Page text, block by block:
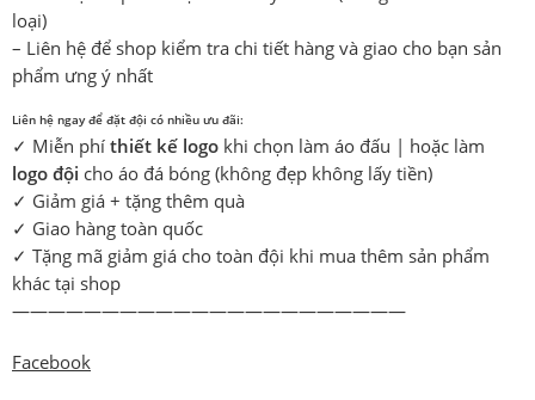
loại)
– Liên hệ để shop kiểm tra chi tiết hàng và giao cho bạn sản
phẩm ưng ý nhất
Liên hệ ngay để đặt đội có nhiều ưu đãi:
✓ Miễn phí thiết kế logo khi chọn làm áo đấu | hoặc làm
logo đội cho áo đá bóng (không đẹp không lấy tiền)
✓ Giảm giá + tặng thêm quà
✓ Giao hàng toàn quốc
✓ Tặng mã giảm giá cho toàn đội khi mua thêm sản phẩm
khác tại shop
——————————————————————
Facebook